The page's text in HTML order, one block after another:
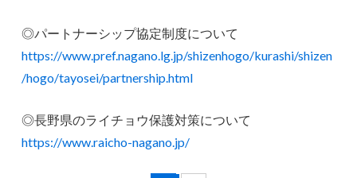
◎パートナーシップ協定制度について
https://www.pref.nagano.lg.jp/shizenhogo/kurashi/shizen
/hogo/tayosei/partnership.html
◎長野県のライチョウ保護対策について
https://www.raicho-nagano.jp/